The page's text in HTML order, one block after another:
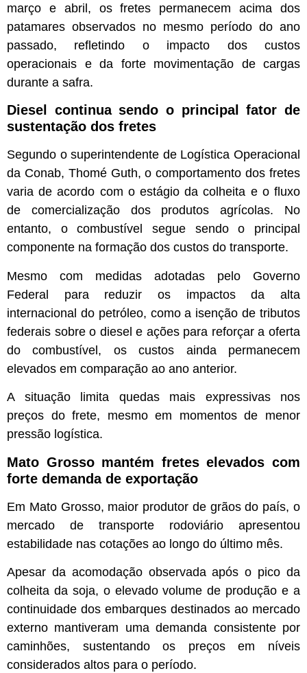
março e abril, os fretes permanecem acima dos
patamares observados no mesmo período do ano
passado, refletindo o impacto dos custos
operacionais e da forte movimentação de cargas
durante a safra.
Diesel continua sendo o principal fator de
sustentação dos fretes
Segundo o superintendente de Logística Operacional
da Conab, Thomé Guth, o comportamento dos fretes
varia de acordo com o estágio da colheita e o fluxo
de comercialização dos produtos agrícolas. No
entanto, o combustível segue sendo o principal
componente na formação dos custos do transporte.
Mesmo com medidas adotadas pelo Governo
Federal para reduzir os impactos da alta
internacional do petróleo, como a isenção de tributos
federais sobre o diesel e ações para reforçar a oferta
do combustível, os custos ainda permanecem
elevados em comparação ao ano anterior.
A situação limita quedas mais expressivas nos
preços do frete, mesmo em momentos de menor
pressão logística.
Mato Grosso mantém fretes elevados com
forte demanda de exportação
Em Mato Grosso, maior produtor de grãos do país, o
mercado de transporte rodoviário apresentou
estabilidade nas cotações ao longo do último mês.
Apesar da acomodação observada após o pico da
colheita da soja, o elevado volume de produção e a
continuidade dos embarques destinados ao mercado
externo mantiveram uma demanda consistente por
caminhões, sustentando os preços em níveis
considerados altos para o período.